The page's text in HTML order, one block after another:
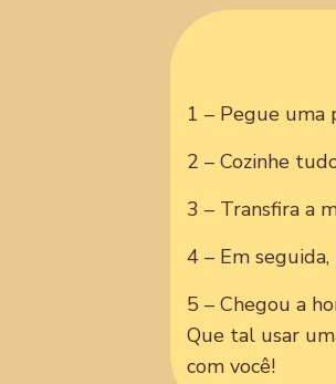
1 – Pegue uma
2 – Cozinhe
3 – Transfira a
4 – Em
5 – Chegou a
Que tal usar
com você!